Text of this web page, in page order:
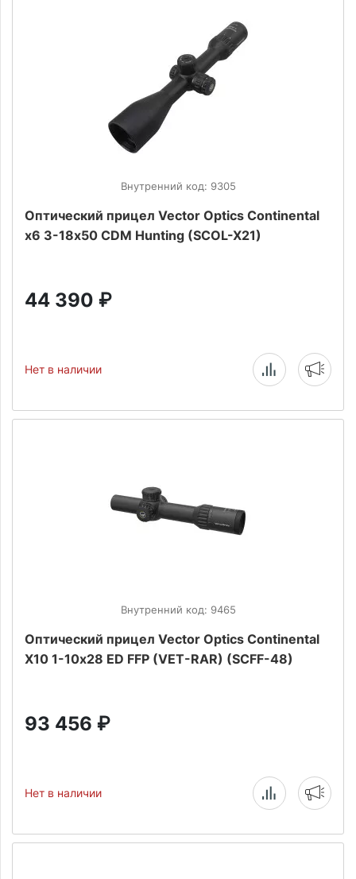
Внутренний код: 9305
Оптический прицел Vector Optics Continental
x6 3-18х50 CDM Hunting (SCOL-X21)
44 390 ₽
Нет в наличии
Внутренний код: 9465
Оптический прицел Vector Optics Continental
X10 1-10х28 ED FFP (VET-RAR) (SCFF-48)
93 456 ₽
Нет в наличии